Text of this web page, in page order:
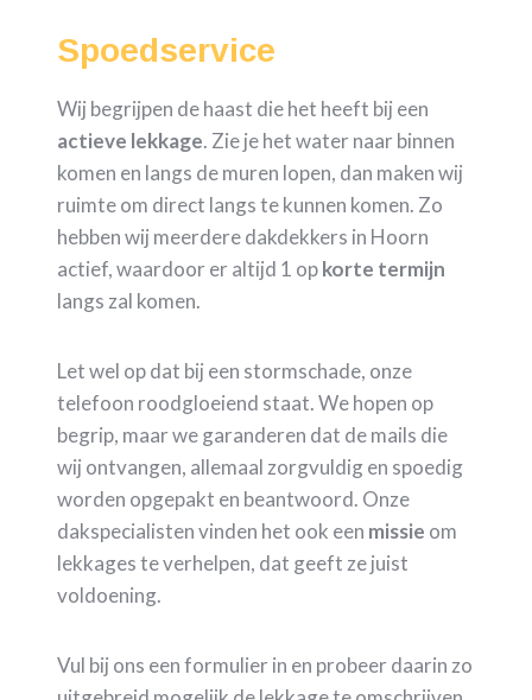
Spoedservice
Wij begrijpen de haast die het heeft bij een
actieve lekkage. Zie je het water naar binnen
komen en langs de muren lopen, dan maken wij
ruimte om direct langs te kunnen komen. Zo
hebben wij meerdere dakdekkers in Hoorn
actief, waardoor er altijd 1 opkorte termijn
langs zal komen.
Let wel op dat bij een stormschade, onze
telefoon roodgloeiend staat. We hopen op
begrip, maar we garanderen dat de mails die
wij ontvangen, allemaal zorgvuldig en spoedig
worden opgepakt en beantwoord. Onze
dakspecialisten vinden het ook een missie om
lekkages te verhelpen, dat geeft ze juist
voldoening.
Vul bij ons een formulier in en probeer daarin zo